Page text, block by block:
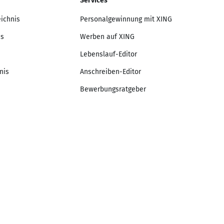
Personalgewinnung mit XING
Werben auf XING
Lebenslauf-Editor
Anschreiben-Editor
Bewerbungsratgeber